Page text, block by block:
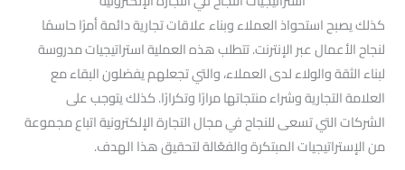
كذلك يصبح استحواذ العملاء وبناء علاقات تجارية دائمة أمرًا حاسمًا
لنجاح الأعمال عبر الإنترنت. تتطلب هذه العملية استراتيجيات مدروسة
لبناء الثقة والولاء لدى العملاء، والتي تجعلهم يفضلون البقاء مع
العلامة التجارية وشراء منتجاتها مرارًا وتكرارًا. كذلك يتوجب على
الشركات التي تسعى للنجاح في مجال التجارة الإلكترونية اتباع مجموعة
من الإستراتيجيات المبتكرة والفعّالة لتحقيق هذا الهدف.